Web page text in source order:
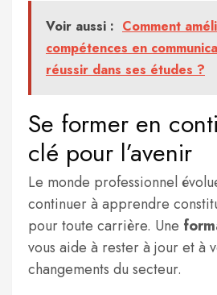
Voir aussi : Comment
compétences en
réussir dans ses études ?
Se former en
clé pour l’avenir
Le monde professionnel
continuer à apprendre
pour toute carrière. Une
vous aide à rester à jour et à
changements du secteur.